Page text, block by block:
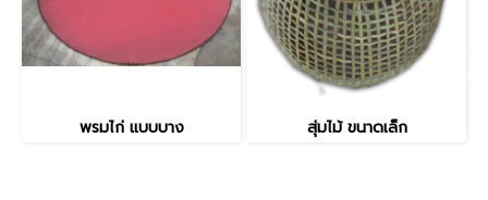
พรมไก่ แบบบาง สุ่มไม้ ขนาดเล็ก